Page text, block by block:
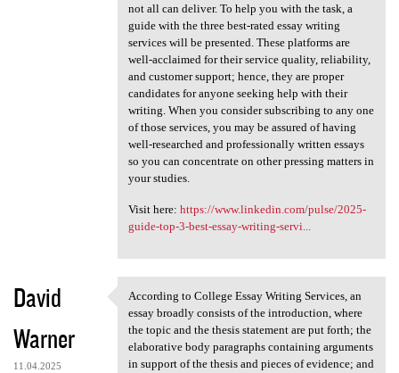
not all can deliver. To help you with the task, a
guide with the three best-rated essay writing
services will be presented. These platforms are
well-acclaimed for their service quality, reliability,
and customer support; hence, they are proper
candidates for anyone seeking help with their
writing. When you consider subscribing to any one
of those services, you may be assured of having
well-researched and professionally written essays
so you can concentrate on other pressing matters in
your studies.
Visit here: https://www.linkedin.com/pulse/2025-
guide-top-3-best-essay-writing-servi...
David
Warner
11.04.2025
According to College Essay
According to College Essay Writing Services, an
essay broadly consists of the introduction, where
the topic and the thesis statement are put forth; the
elaborative body paragraphs containing arguments
in support of the thesis and pieces of evidence; and